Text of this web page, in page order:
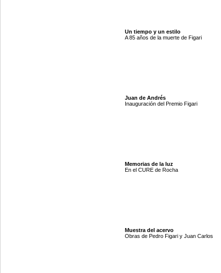
Un tiempo y un estilo
A 85 años de la muerte de Figari
Juan de Andrés
Inauguración del Premio Figari
Memorias de la luz
En el CURE de Rocha
Muestra del acervo
Obras de Pedro Figari y Juan Carlos